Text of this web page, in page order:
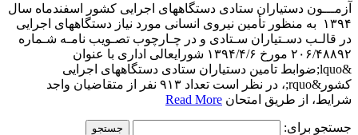
آزمـــون دستیاران ستادی دستگاههای اجرایی کشور اسفندماه سال
۱۳۹۴ به منظور تأمین نیروی انسانی مورد نیاز دستگاههای اجرایی
در قالـب دسـتیاران سـتادی و در چـارچوب تصـویب نامـه شـماره
۲۰۶/۴۸۸۹۲ مورخ ۱۳۹۴/۴/۶ شورایعالی اداری با عنوان
&lquo;ضوابط تامین دستیاران ستادی دستگاههای اجرایی
کشور&rquo;، در نظر است تعداد ۹۱۳ نفر از متقاضیان واجد
شرایط، از طریق امتحان Read More
جستجو برای: